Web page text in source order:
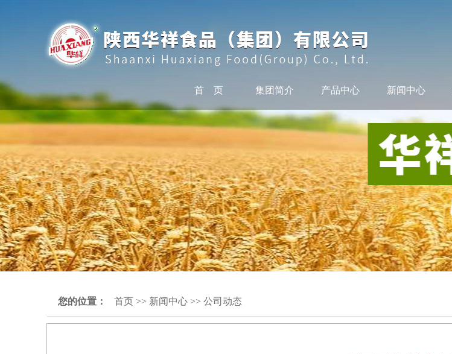
首 页 集团简介 产品中心 新闻中心
您的位置： 首页>> 新闻中心>> 公司动态